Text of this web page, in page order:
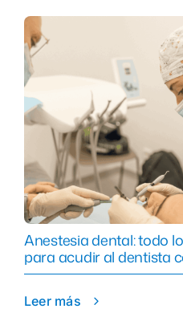
Anestesia dental: todo
para acudir al dentista
Leer más